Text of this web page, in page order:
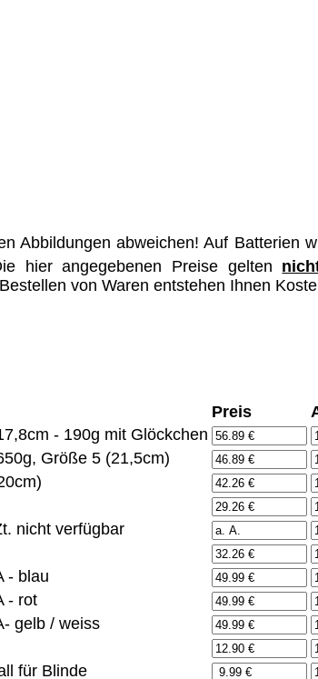
Abbildungen abweichen! Auf Batterien
hier angegebenen Preise gelten
von Waren entstehen Ihnen
Preis
- 190g mit Glöckchen
Größe 5 (21,5cm)
nicht verfügbar
- blau
- rot
gelb / weiss
für Blinde